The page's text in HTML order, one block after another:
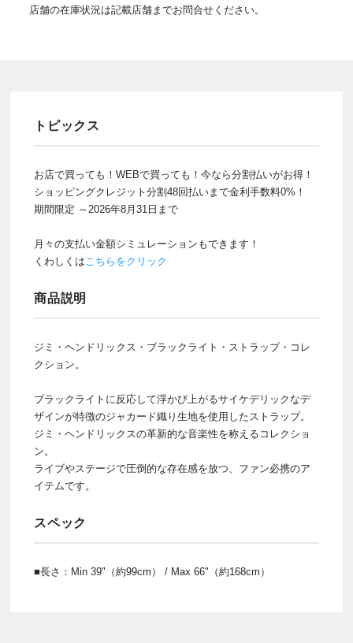
店舗の在庫状況は記載店舗までお問合せください。
トピックス
お店で買っても！WEBで買っても！今なら分割払いがお得！
ショッピングクレジット分割48回払いまで金利手数料0%！
期間限定 ～2026年8月31日まで
月々の支払い金額シミュレーションもできます！
くわしくはこちらをクリック
商品説明
ジミ・ヘンドリックス・ブラックライト・ストラップ・コレ
クション。
ブラックライトに反応して浮かび上がるサイケデリックなデ
ザインが特徴のジャカード織り生地を使用したストラップ。
ジミ・ヘンドリックスの革新的な音楽性を称えるコレクショ
ン。
ライブやステージで圧倒的な存在感を放つ、ファン必携のア
イテムです。
スペック
■長さ：Min 39"（約99cm） / Max 66"（約168cm）